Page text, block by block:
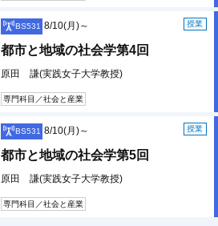
BS531 授業
8/10(月)～
都市と地域の社会学第4回
原田 謙(実践女子大学教授)
専門科目／社会と産業
BS531 授業
8/10(月)～
都市と地域の社会学第5回
原田 謙(実践女子大学教授)
専門科目／社会と産業